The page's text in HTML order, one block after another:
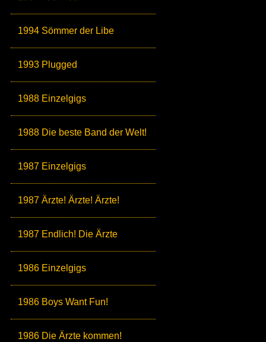
1994 Sömmer der Libe
1993 Plugged
1988 Einzelgigs
1988 Die beste Band der Welt!
1987 Einzelgigs
1987 Ärzte! Ärzte! Ärzte!
1987 Endlich! Die Ärzte
1986 Einzelgigs
1986 Boys Want Fun!
1986 Die Ärzte kommen!